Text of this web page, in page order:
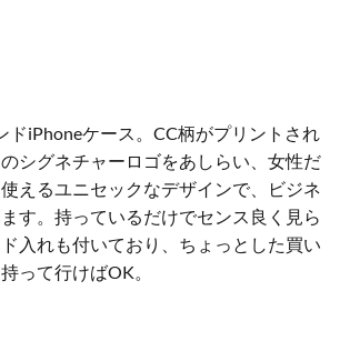
ドiPhoneケース。CC柄がプリントされ
シグネチャーロゴをあしらい、女性だ
えるユニセックなデザインで、ビジネ
す。持っているだけでセンス良く見ら
入れも付いており、ちょっとした買い
って行けばOK。